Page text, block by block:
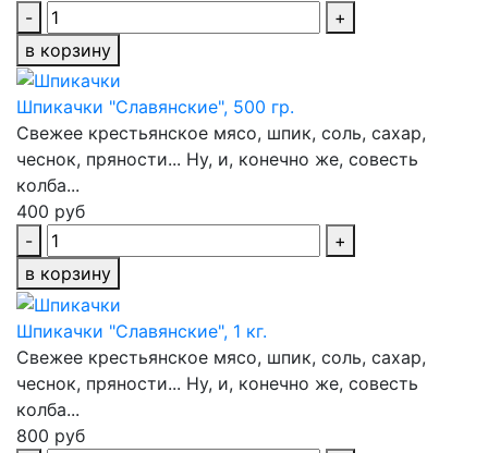
-
+
в корзину
Шпикачки "Славянские", 500 гр.
Свежее крестьянское мясо, шпик, соль, сахар,
чеснок, пряности... Ну, и, конечно же, совесть
колба...
400 руб
-
+
в корзину
Шпикачки "Славянские", 1 кг.
Свежее крестьянское мясо, шпик, соль, сахар,
чеснок, пряности... Ну, и, конечно же, совесть
колба...
800 руб